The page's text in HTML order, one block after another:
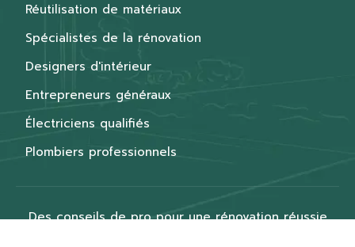
Réutilisation de matériaux
Spécialistes de la rénovation
Designers d'intérieur
Entrepreneurs généraux
Électriciens qualifiés
Plombiers professionnels
Des conseils de pro pour une rénovation réussie